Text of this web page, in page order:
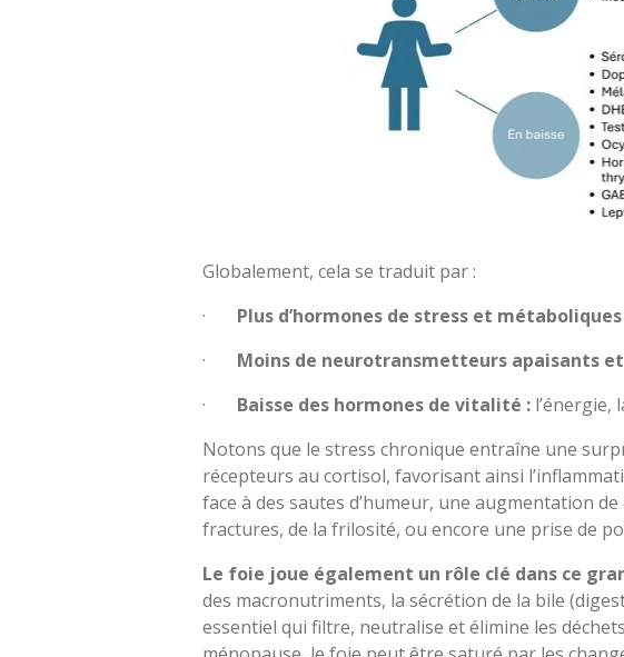
Globalement, cela se traduit par :
·
Plus d’hormones de stress et métaboliques
·
Moins de neurotransmetteurs apaisants
· Baisse des hormones de vitalité : l’énergie,
Notons que le stress chronique entraîne une
récepteurs au cortisol, favorisant ainsi
face à des sautes d’humeur, une augmentation
fractures, de la frilosité, ou encore une prise de
Le foie joue également un rôle clé dans ce
des macronutriments, la sécrétion de la bile
essentiel qui filtre, neutralise et élimine les